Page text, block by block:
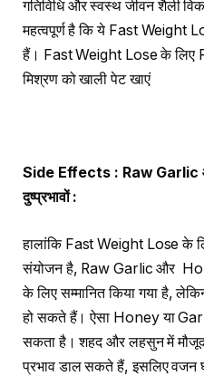
गतिविधि और स्वस्थ जीवन शैली
महत्वपूर्ण है कि ये Fast Weight
हैं। Fast Weight Lose के
मिश्रण को खाली पेट खाएं
Side Effects : Raw Garlic
दुष्प्रभावों:
हालांकि Fast Weight Lose के
संयोजन है, Raw Garlic और
के लिए सम्मानित किया गया है,
हो सकते हैं। ऐसा Honey या
सकता है। शहद और लहसुन में
प्रभाव डाल सकते हैं, इसलिए वजन